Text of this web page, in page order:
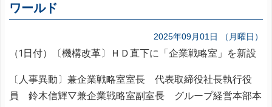
ワールド
2025年09月01日 （月曜日）
（1日付）〔機構改革〕ＨＤ直下に「企業戦略室」を新設
〔人事異動〕兼企業戦略室室長 代表取締役社長執行役
員 鈴木信輝▽兼企業戦略室副室長 グループ経営本部本